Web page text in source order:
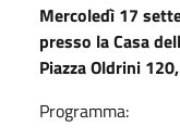
Mercoledì 17
presso la Casa
Piazza Oldrini
Programma: